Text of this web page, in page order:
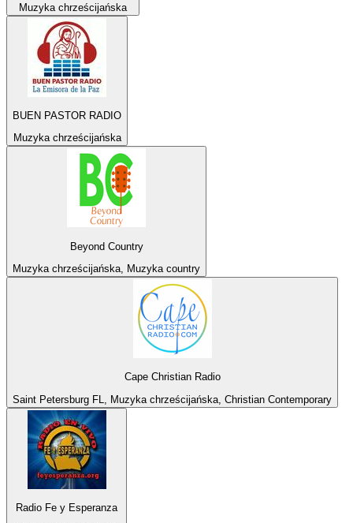
Muzyka chrześcijańska
BUEN PASTOR RADIO
Muzyka chrześcijańska
Beyond Country
Muzyka chrześcijańska, Muzyka country
Cape Christian Radio
Saint Petersburg FL, Muzyka chrześcijańska, Christian Contemporary
Radio Fe y Esperanza